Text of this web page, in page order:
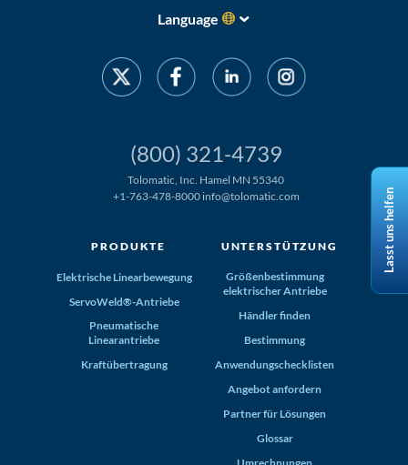
Language
(800) 321-4739
Tolomatic, Inc. Hamel MN 55340
+1-763-478-8000 info@tolomatic.com
PRODUKTE
Elektrische Linearbewegung
ServoWeld®-Antriebe
Pneumatische
Linearantriebe
Kraftübertragung
UNTERSTÜTZUNG
Größenbestimmung
elektrischer Antriebe
Händler finden
Bestimmung
Anwendungschecklisten
Angebot anfordern
Partner für Lösungen
Glossar
Lasst uns helfen